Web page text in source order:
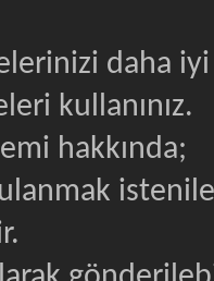
daha
kullanınız.
hakkında;